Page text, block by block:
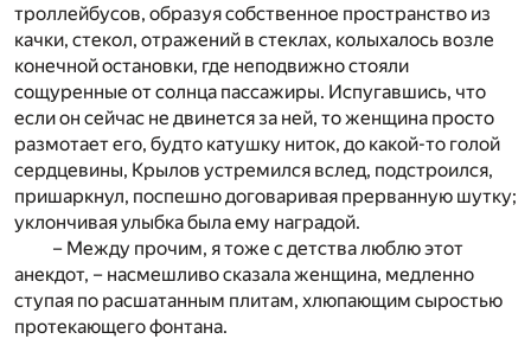
троллейбусов, образуя собственное пространство из
качки, стекол, отражений в стеклах, колыхалось возле
конечной остановки, где неподвижно стояли
сощуренные от солнца пассажиры. Испугавшись, что
если он сейчас не двинется за ней, то женщина просто
размотает его, будто катушку ниток, до какой-то голой
сердцевины, Крылов устремился вслед, подстроился,
пришаркнул, поспешно договаривая прерванную шутку;
уклончивая улыбка была ему наградой.
– Между прочим, я тоже с детства люблю этот
анекдот, – насмешливо сказала женщина, медленно
ступая по расшатанным плитам, хлюпающим сыростью
протекающего фонтана.